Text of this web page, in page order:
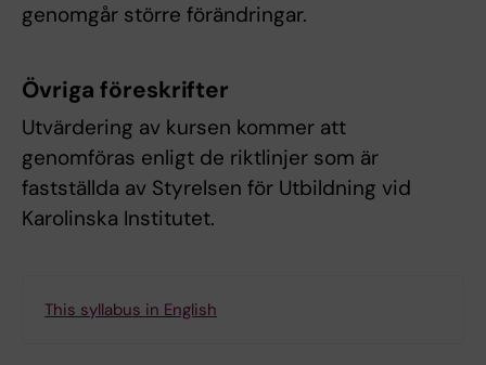
genomgår större förändringar.
Övriga föreskrifter
Utvärdering av kursen kommer att
genomföras enligt de riktlinjer som är
fastställda av Styrelsen för Utbildning vid
Karolinska Institutet.
This syllabus in English